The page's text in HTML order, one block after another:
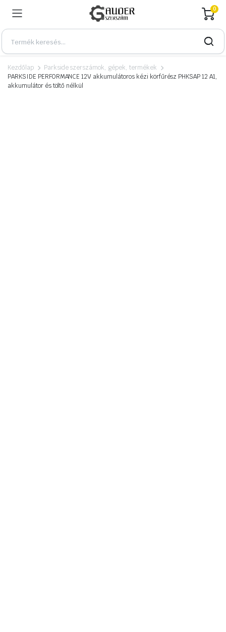
0
Kezdőlap
Parkside szerszámok, gépek, termékek
PARKSIDE PERFORMANCE 12V akkumulátoros kézi körfűrész PHKSAP 12 A1,
akkumulátor és töltő nélkül